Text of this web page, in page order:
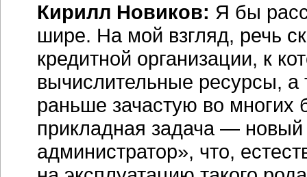
Кирилл Новиков: Я бы
шире. На мой взгляд, речь
кредитной организации, к
вычислительные ресурсы,
раньше зачастую во многих
прикладная задача —
администратор», что,